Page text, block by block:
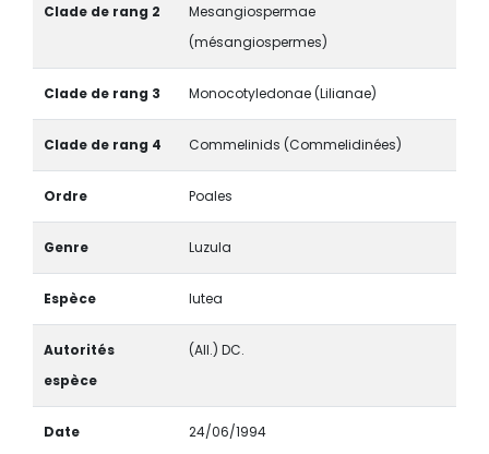
Clade de rang 2
Mesangiospermae
(mésangiospermes)
Clade de rang 3 Monocotyledonae (Lilianae)
Clade de rang 4 Commelinids (Commelidinées)
Ordre Poales
Genre Luzula
Espèce lutea
Autorités
espèce
(All.) DC.
Date 24/06/1994